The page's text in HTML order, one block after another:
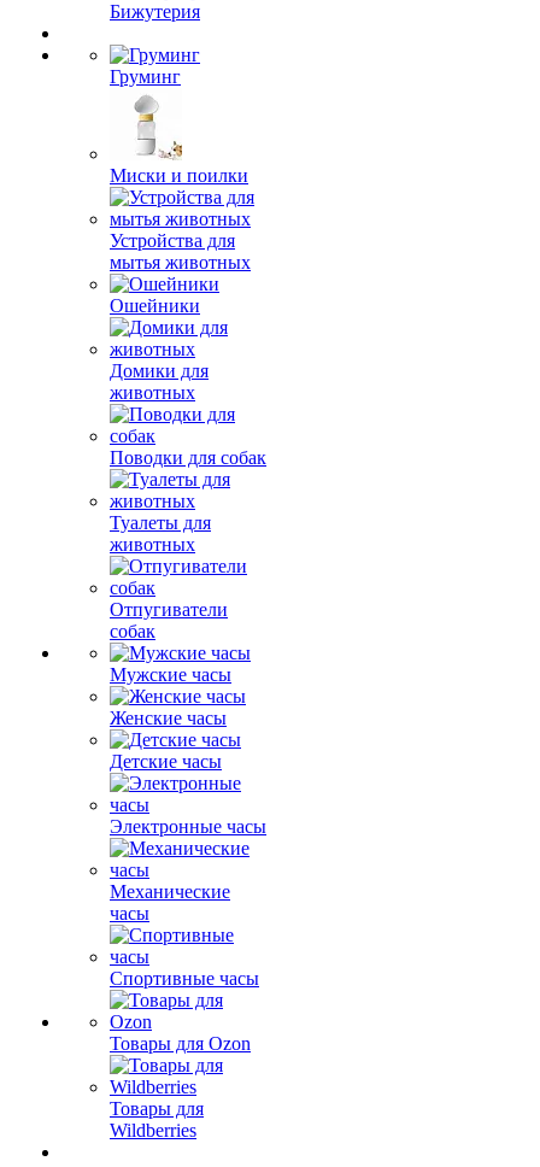
Бижутерия
Груминг
Миски и поилки
Устройства для
мытья животных
Ошейники
Домики для
животных
Поводки для собак
Туалеты для
животных
Отпугиватели
собак
Мужские часы
Женские часы
Детские часы
Электронные часы
Механические
часы
Спортивные часы
Товары для Ozon
Товары для
Wildberries